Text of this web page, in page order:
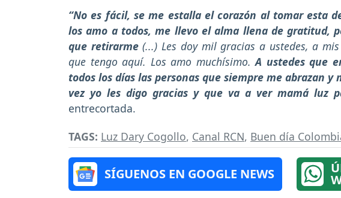
“No es fácil, se me estalla el corazón al tomar esta
los amo a todos, me llevo el alma llena de gratitud,
que retirarme(...) Les doy mil gracias a ustedes, a
que tengo aquí. Los amo muchísimo.A ustedes que
todos los días las personas que siempre me abrazan y
vez yo les digo gracias y que va a ver mamá luz
entrecortada.
TAGS: Luz Dary Cogollo, Canal RCN, Buen día
SÍGUENOS EN GOOGLE NEWS